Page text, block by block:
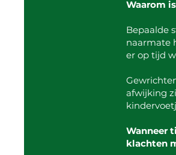
Waarom
Bepaalde
naarmate
er op tijd
afwijking
Wanneer
klachten